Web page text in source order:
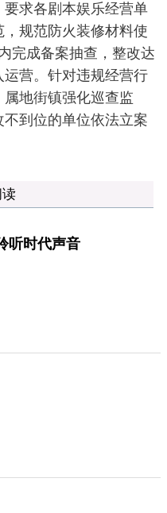
求各剧本娱乐经营单
规范防火装修材料使
完成备案抽查，整改达
营。针对违规经营行
地街镇强化巡查监
到位的单位依法立案
听时代声音